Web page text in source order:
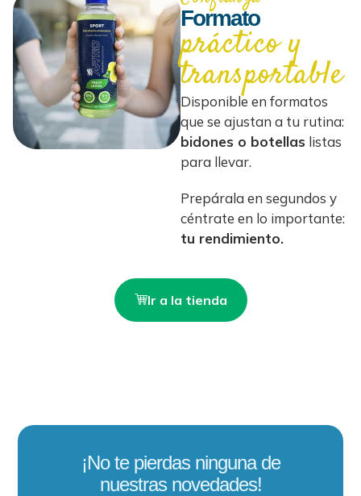
Formato
práctico y
transportable
Disponible en formatos
que se ajustan a tu rutina:
bidones o botellas listas
para llevar.
Prepárala en segundos y
céntrate en lo importante:
tu rendimiento.
Ir a la tienda
¡No te pierdas ninguna de
nuestras novedades!